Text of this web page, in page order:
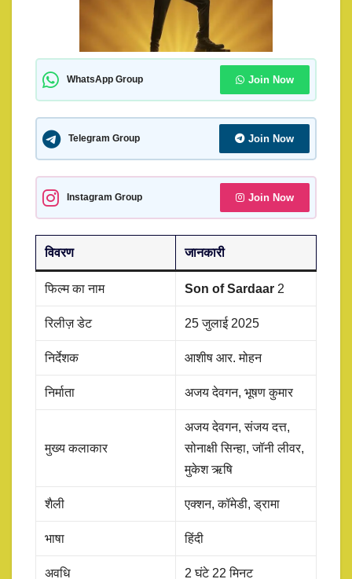
WhatsApp Group Join Now
Telegram Group Join Now
Instagram Group Join Now
विवरण जानकारी
फिल्म का नाम Son of Sardaar 2
रिलीज़ डेट 25 जुलाई 2025
निर्देशक आशीष आर. मोहन
निर्माता अजय देवगन, भूषण कुमार
मुख्य कलाकार
अजय देवगन, संजय दत्त,
सोनाक्षी सिन्हा, जॉनी लीवर,
मुकेश ऋषि
शैली एक्शन, कॉमेडी, ड्रामा
भाषा हिंदी
अवधि 2 घंटे 22 मिनट